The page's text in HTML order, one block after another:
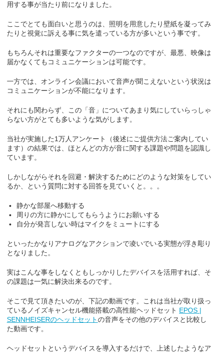
用する事が当たり前になりました。
ここでとても面白いと思うのは、照明を用意したり壁紙を凝ってみ
たりと視覚に訴える事に気を遣っている方が多いという事です。
もちろんそれは重要なファクターの一つなのですが、最悪、映像は
届かなくてもコミュニケーションは可能です。
一方では、オンライン会議において音声が聞こえないという状況は
コミュニケーションが不能になります。
それにも関わらず、この「音」についてあまり気にしていらっしゃ
らない方がとても多いような気がします。
当社が実施した1万人アンケート（後述にご提供方法ご案内してい
ます）の結果では、ほとんどの方が音に関する課題や問題を認識し
ています。
しかしながらそれを回避・解決するためにどのような対策をしてい
るか、という質問に対する回答を見ていくと。。。
静かな部屋へ移動する
周りの方に静かにしてもらうようにお願いする
自分が発言しない時はマイクをミュートにする
といったかなりアナログなアクションで凌いでいる実態が浮き彫り
となりました。
実はこんな事をしなくともしっかりしたデバイスを活用すれば、そ
の課題は一気に解決出来るのです。
そこで見て頂きたいのが、下記の動画です。これは当社が取り扱っ
ているノイズキャンセル機能搭載の高性能ヘッドセット EPOS |
SENNHEISERのヘッドセットの音声をその他のデバイスと比較し
た動画です。
ヘッドセットというデバイスを導入するだけで、上述したようなア